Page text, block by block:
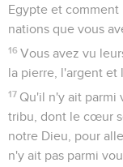
Egypte et comment
nations que vous
16 Vous avez vu
la pierre, l'argent et
17 Qu'il n'y ait parmi
tribu, dont le cœur
notre Dieu, pour
n'y ait pas parmi